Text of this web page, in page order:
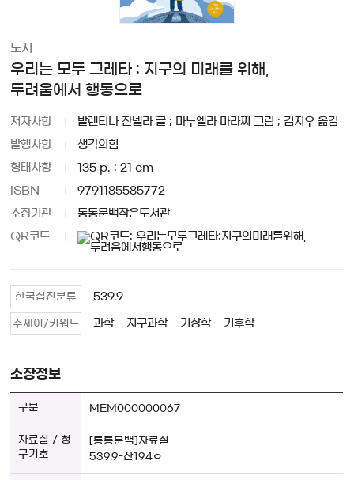
도서
우리는 모두 그레타 : 지구의 미래를 위해,
두려움에서 행동으로
저자사항 발렌티나 잔넬라 글 ; 마누엘라 마라찌 그림 ; 김지우 옮김
발행사항 생각의힘
형태사항 135 p. : 21 cm
ISBN 9791185585772
소장기관 통통문백작은도서관
QR코드
한국십진분류 539.9
주제어/키워드 과학 지구과학 기상학 기후학
소장정보
MEM000000067
[통통문백]자료실
539.9-잔194ㅇ